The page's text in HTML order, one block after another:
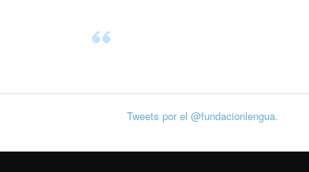
Tweets por el @fundacionlengua.